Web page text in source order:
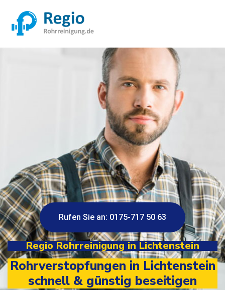
Rufen Sie an: 0175-717 50 63
Regio Rohrreinigung in Lichtenstein
Rohrverstopfungen in Lichtenstein
schnell & günstig beseitigen